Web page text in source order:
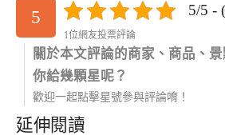
5 5/5 -
1位網友投票評論
關於本文評論的商家、商品、
你給幾顆星呢？
歡迎一起點擊星號參與評論唷！
延伸閱讀